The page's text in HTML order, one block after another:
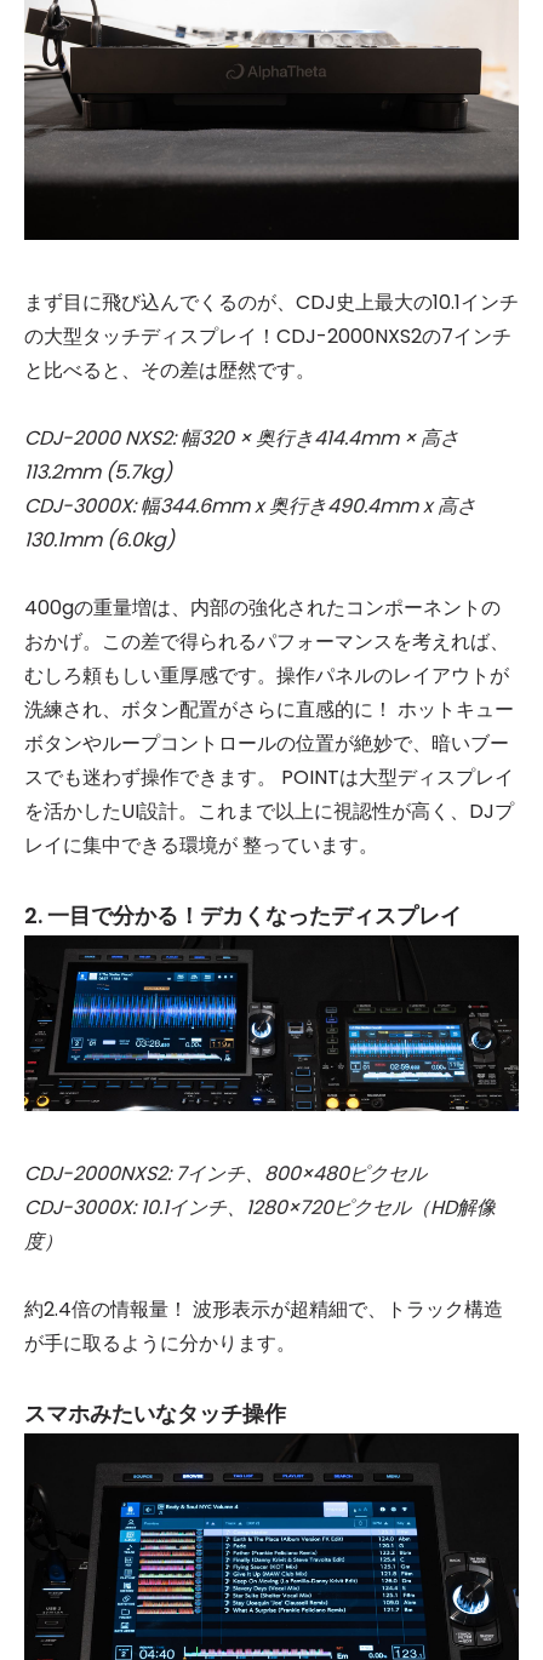
まず目に飛び込んでくるのが、CDJ史上最大の10.1インチ
の大型タッチディスプレイ！CDJ-2000NXS2の7インチ
と比べると、その差は歴然です。
CDJ-2000 NXS2: 幅320 × 奥行き414.4mm × 高さ
113.2mm (5.7kg)
CDJ-3000X: 幅344.6mm x 奥行き490.4mm x 高さ
130.1mm (6.0kg)
400gの重量増は、内部の強化されたコンポーネントの
おかげ。この差で得られるパフォーマンスを考えれば、
むしろ頼もしい重厚感です。操作パネルのレイアウトが
洗練され、ボタン配置がさらに直感的に！ ホットキュー
ボタンやループコントロールの位置が絶妙で、暗いブー
スでも迷わず操作できます。 POINTは大型ディスプレイ
を活かしたUI設計。これまで以上に視認性が高く、DJプ
レイに集中できる環境が 整っています。
2. 一目で分かる！デカくなったディスプレイ​
CDJ-2000NXS2: 7インチ、800×480ピクセル
CDJ-3000X: 10.1インチ、1280×720ピクセル（HD解像
度）
約2.4倍の情報量！ 波形表示が超精細で、トラック構造
が手に取るように分かります。
スマホみたいなタッチ操作